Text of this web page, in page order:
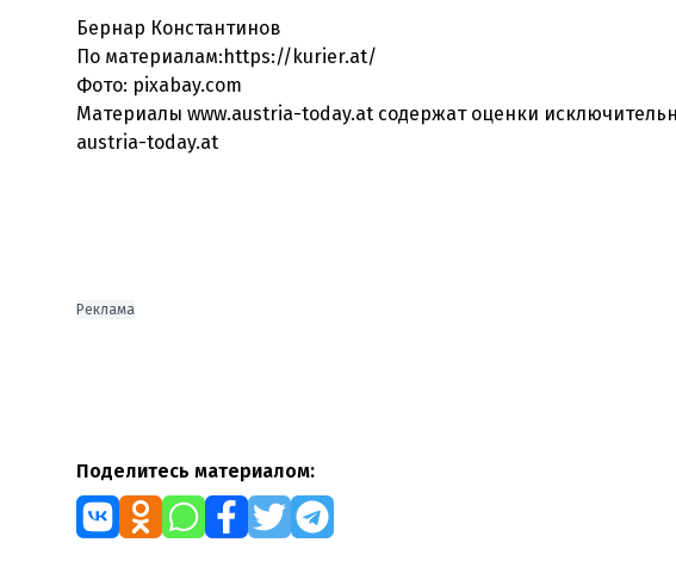
Бернар Константинов
По материалам:https://kurier.at/
Фото: pixabay.com
Материалы www.austria-today.at содержат оценки
austria-today.at
Реклама
Поделитесь материалом: